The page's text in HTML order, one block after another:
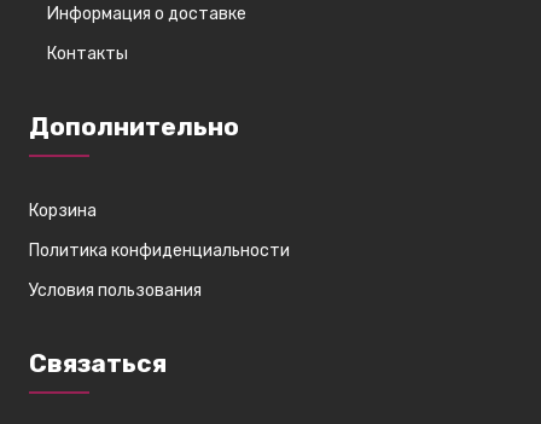
Информация о доставке
Контакты
Дополнительно
Корзина
Политика конфиденциальности
Условия пользования
Связаться